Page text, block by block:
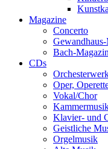
Magazine
Concerto
Bach-Magazin
CDs
Oper,
Vokal/Chor
Klavier- und
Geistliche
Orgelmusik